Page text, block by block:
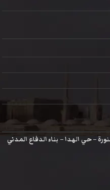
– حي الهدا – بناء الدفاع المدني